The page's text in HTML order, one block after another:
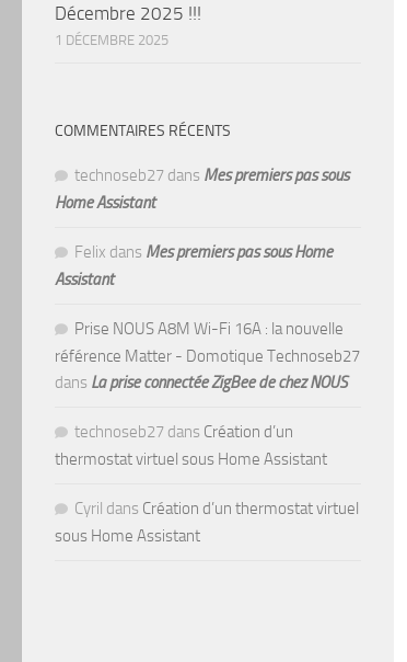
Décembre 2025 !!!
1 DÉCEMBRE 2025
COMMENTAIRES RÉCENTS
technoseb27 dans Mes premiers pas sous
Home Assistant
Felix dans Mes premiers pas sous Home
Assistant
Prise NOUS A8M Wi-Fi 16A : la nouvelle
référence Matter - Domotique Technoseb27
dans La prise connectée ZigBee de chez NOUS
technoseb27 dans Création d’un
thermostat virtuel sous Home Assistant
Cyril dans Création d’un thermostat virtuel
sous Home Assistant